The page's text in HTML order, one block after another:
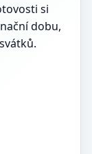
si
dobu,